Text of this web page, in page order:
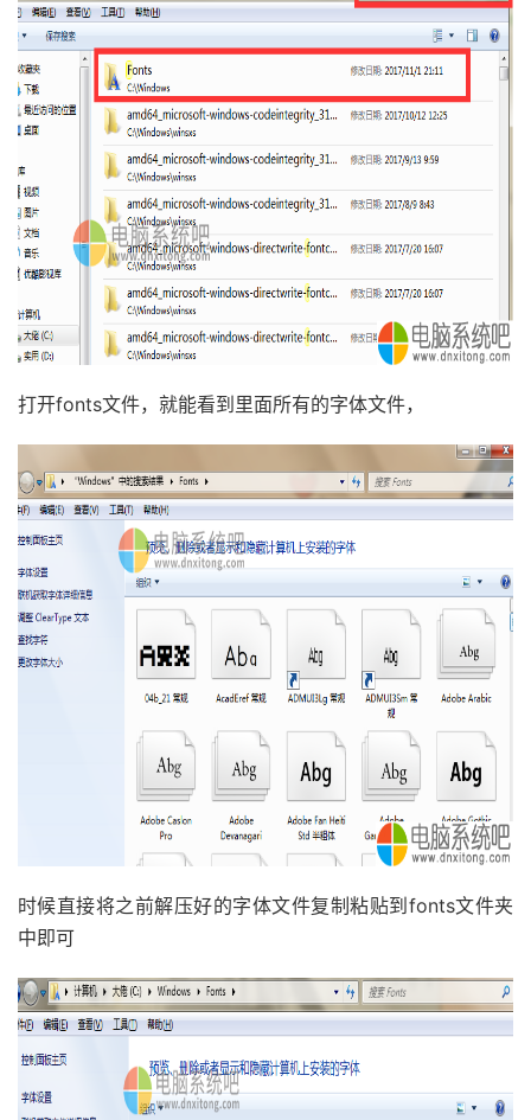
打开fonts文件，就能看到里面所有的字体文件，
时候直接将之前解压好的字体文件复制粘贴到fonts文件夹
中即可